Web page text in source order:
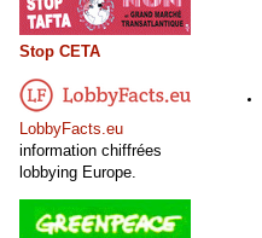
Stop CETA
LobbyFacts.eu
information chiffrées
lobbying Europe.